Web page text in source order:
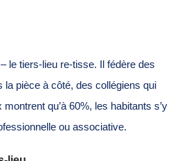
le tiers-lieu re-tisse. Il fédère des
la pièce à côté, des collégiens qui
qu’à 60%, les habitants s’y
ou associative.